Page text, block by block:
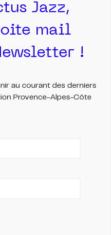
Jazz,
mail
!
au courant des derniers
Provence-Alpes-Côte